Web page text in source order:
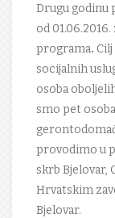
Drugu godinu
od
programa.
socijalnih
osoba
smo pet
provodimo u
skrb Bjelovar,
Hrvatskim
Bjelovar.